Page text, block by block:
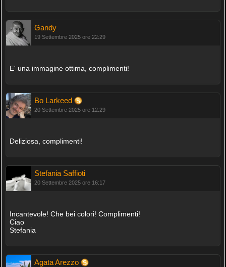
Gandy
19 Settembre 2025 ore 22:29
E' una immagine ottima, complimenti!
Bo Larkeed
20 Settembre 2025 ore 12:29
Deliziosa, complimenti!
Stefania Saffioti
20 Settembre 2025 ore 16:17
Incantevole! Che bei colori! Complimenti!
Ciao
Stefania
Agata Arezzo